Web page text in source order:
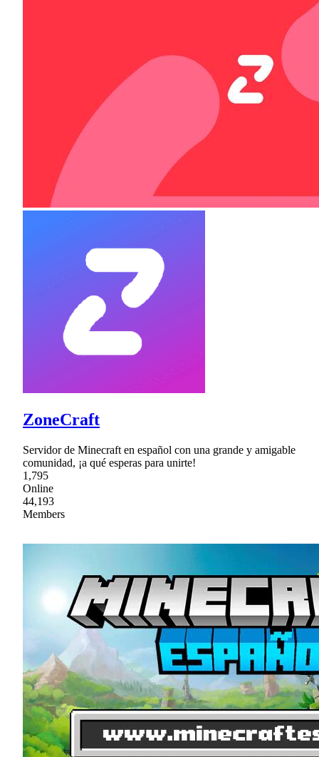
ZoneCraft
Servidor de Minecraft en español con una grande y amigable
comunidad, ¡a qué esperas para unirte!
1,795
Online
44,193
Members